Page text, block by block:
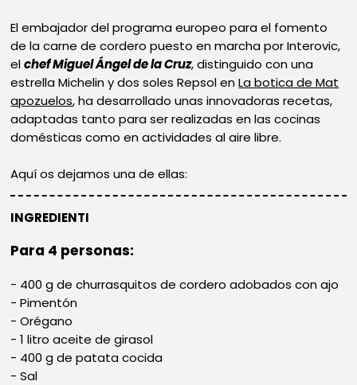
El embajador del programa europeo para el fomento
de la carne de cordero puesto en marcha por Interovic,
elchef Miguel Ángel de la Cruz, distinguido con una
estrella Michelin y dos soles Repsol enLa botica de Mat
apozuelos, ha desarrollado unas innovadoras recetas,
adaptadas tanto para ser realizadas en las cocinas
domésticas como en actividades al aire libre.
Aquí os dejamos una de ellas:
INGREDIENTI
Para 4 personas:
400 g de churrasquitos de cordero adobados con ajo
Pimentón
Orégano
1 litro aceite de girasol
400 g de patata cocida
Sal